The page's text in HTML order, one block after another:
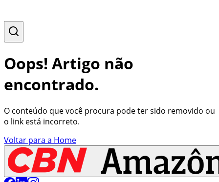
Oops! Artigo não
encontrado.
O conteúdo que você procura pode ter sido removido ou
o link está incorreto.
Voltar para a Home